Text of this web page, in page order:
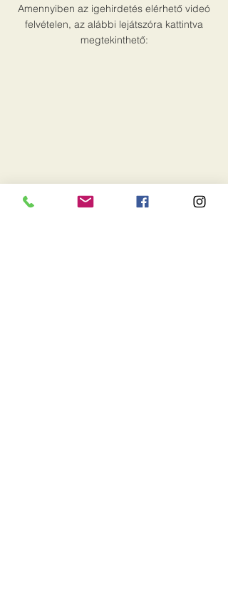
Amennyiben az igehirdetés elérhető videó
felvételen, az alábbi lejátszóra kattintva
megtekinthető: